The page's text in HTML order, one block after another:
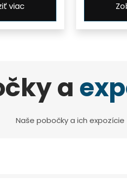
viac
a
Naše pobočky a ich expozície